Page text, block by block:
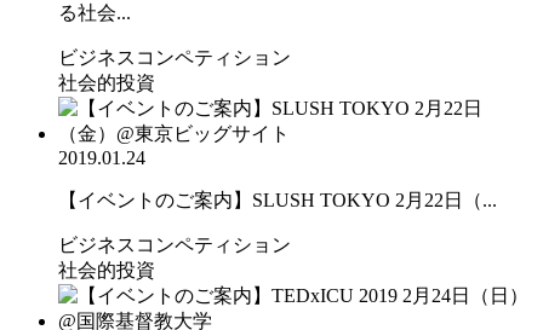
る社会...
ビジネスコンペティション
社会的投資
2019.01.24
【イベントのご案内】SLUSH TOKYO 2月22日（...
ビジネスコンペティション
社会的投資